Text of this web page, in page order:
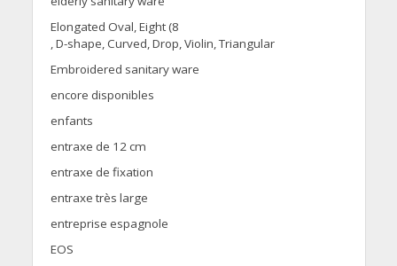
Elongated Oval, Eight (8
, D-shape, Curved, Drop, Violin, Triangular
Embroidered sanitary ware
encore disponibles
enfants
entraxe de 12 cm
entraxe de fixation
entraxe très large
entreprise espagnole
EOS